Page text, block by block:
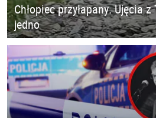
Chłopiec przyłapany. Ujęcia
jedno